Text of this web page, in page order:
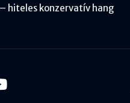
hiteles konzervatív hang